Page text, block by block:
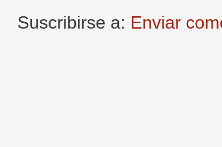
Suscribirse a: Enviar